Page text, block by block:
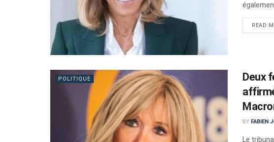
READ
POLITIQUE
Deux
BY FABIEN
Le